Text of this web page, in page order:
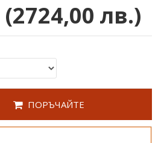
(2724,00 лв.)
ПОРЪЧАЙТЕ